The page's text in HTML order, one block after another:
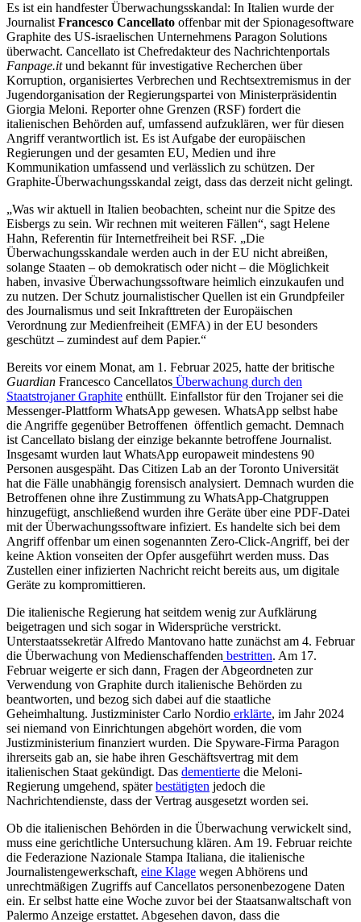
Es ist ein handfester Überwachungsskandal: In Italien wurde der
Journalist Francesco Cancellato offenbar mit der Spionagesoftware
Graphite des US-israelischen Unternehmens Paragon Solutions
überwacht. Cancellato ist Chefredakteur des Nachrichtenportals
Fanpage.itund bekannt für investigative Recherchen über
Korruption, organisiertes Verbrechen und Rechtsextremismus in der
Jugendorganisation der Regierungspartei von Ministerpräsidentin
Giorgia Meloni. Reporter ohne Grenzen (RSF) fordert die
italienischen Behörden auf, umfassend aufzuklären, wer für diesen
Angriff verantwortlich ist. Es ist Aufgabe der europäischen
Regierungen und der gesamten EU, Medien und ihre
Kommunikation umfassend und verlässlich zu schützen. Der
Graphite-Überwachungsskandal zeigt, dass das derzeit nicht gelingt.
„Was wir aktuell in Italien beobachten, scheint nur die Spitze des
Eisbergs zu sein. Wir rechnen mit weiteren Fällen“, sagt Helene
Hahn, Referentin für Internetfreiheit bei RSF. „Die
Überwachungsskandale werden auch in der EU nicht abreißen,
solange Staaten – ob demokratisch oder nicht – die Möglichkeit
haben, invasive Überwachungssoftware heimlich einzukaufen und
zu nutzen. Der Schutz journalistischer Quellen ist ein Grundpfeiler
des Journalismus und seit Inkrafttreten der Europäischen
Verordnung zur Medienfreiheit (EMFA) in der EU besonders
geschützt – zumindest auf dem Papier.“
Bereits vor einem Monat, am 1. Februar 2025, hatte der britische
Guardian Francesco Cancellatos Überwachung durch den
Staatstrojaner Graphite enthüllt. Einfallstor für den Trojaner sei die
Messenger-Plattform WhatsApp gewesen. WhatsApp selbst habe
die Angriffe gegenüber Betroffenen öffentlich gemacht. Demnach
ist Cancellato bislang der einzige bekannte betroffene Journalist.
Insgesamt wurden laut WhatsApp europaweit mindestens 90
Personen ausgespäht. Das Citizen Lab an der Toronto Universität
hat die Fälle unabhängig forensisch analysiert. Demnach wurden die
Betroffenen ohne ihre Zustimmung zu WhatsApp-Chatgruppen
hinzugefügt, anschließend wurden ihre Geräte über eine PDF-Datei
mit der Überwachungssoftware infiziert. Es handelte sich bei dem
Angriff offenbar um einen sogenannten Zero-Click-Angriff, bei der
keine Aktion vonseiten der Opfer ausgeführt werden muss. Das
Zustellen einer infizierten Nachricht reicht bereits aus, um digitale
Geräte zu kompromittieren.
Die italienische Regierung hat seitdem wenig zur Aufklärung
beigetragen und sich sogar in Widersprüche verstrickt.
Unterstaatssekretär Alfredo Mantovano hatte zunächst am 4. Februar
die Überwachung von Medienschaffenden bestritten. Am 17.
Februar weigerte er sich dann, Fragen der Abgeordneten zur
Verwendung von Graphite durch italienische Behörden zu
beantworten, und bezog sich dabei auf die staatliche
Geheimhaltung. Justizminister Carlo Nordio erklärte, im Jahr 2024
sei niemand von Einrichtungen abgehört worden, die vom
Justizministerium finanziert wurden. Die Spyware-Firma Paragon
ihrerseits gab an, sie habe ihren Geschäftsvertrag mit dem
italienischen Staat gekündigt. Das dementierte die Meloni-
Regierung umgehend, späterbestätigten jedoch die
Nachrichtendienste, dass der Vertrag ausgesetzt worden sei.
Ob die italienischen Behörden in die Überwachung verwickelt sind,
muss eine gerichtliche Untersuchung klären. Am 19. Februar reichte
die Federazione Nazionale Stampa Italiana, die italienische
Journalistengewerkschaft, eine Klage wegen Abhörens und
unrechtmäßigen Zugriffs auf Cancellatos personenbezogene Daten
ein. Er selbst hatte eine Woche zuvor bei der Staatsanwaltschaft von
Palermo Anzeige erstattet. Abgesehen davon, dass die